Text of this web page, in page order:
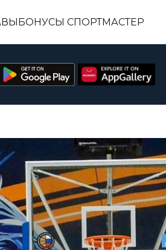
БОНУСЫ СПОРТМАСТЕР